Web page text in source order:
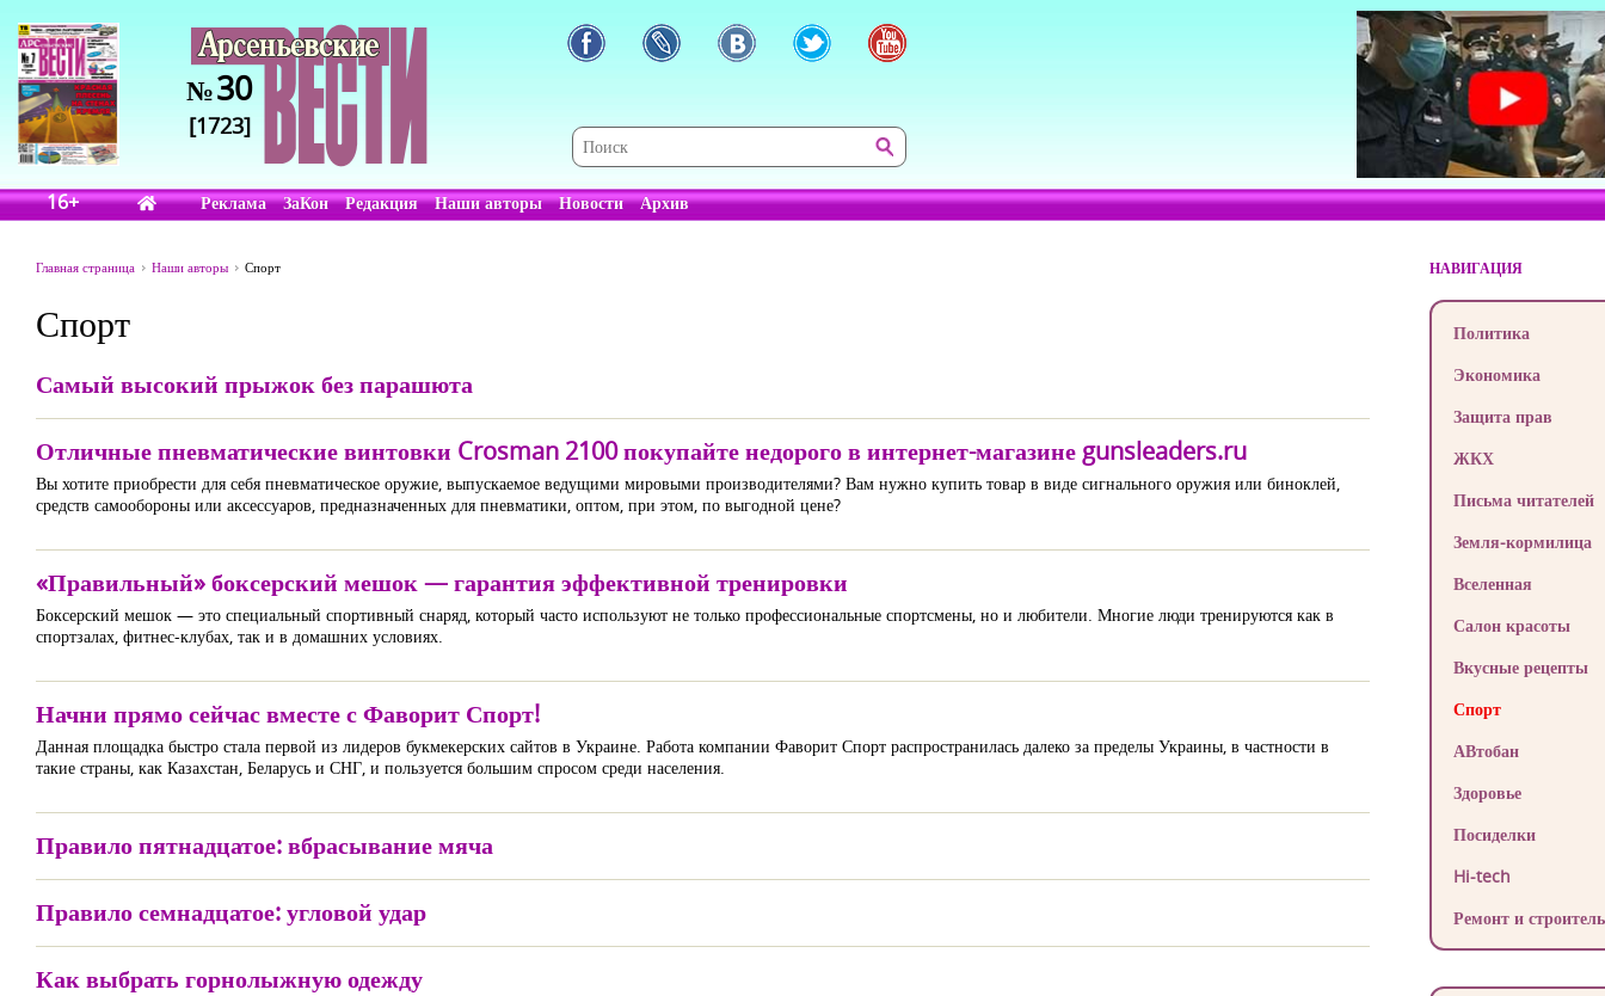
№30
[1723]
16+ Реклама ЗаКон Редакция Наши авторы Новости Архив
Главная страница Наши авторы Спорт
Спорт
Самый высокий прыжок без парашюта
Отличные пневматические винтовки Crosman 2100 покупайте недорого в интернет-магазине gunsleaders.ru
Вы хотите приобрести для себя пневматическое оружие, выпускаемое ведущими мировыми производителями? Вам нужно купить товар в виде сигнального оружия или биноклей,
средств самообороны или аксессуаров, предназначенных для пневматики, оптом, при этом, по выгодной цене?
«Правильный» боксерский мешок — гарантия эффективной тренировки
Боксерский мешок — это специальный спортивный снаряд, который часто используют не только профессиональные спортсмены, но и любители. Многие люди тренируются как в
спортзалах, фитнес-клубах, так и в домашних условиях.
Начни прямо сейчас вместе с Фаворит Спорт!
Данная площадка быстро стала первой из лидеров букмекерских сайтов в Украине. Работа компании Фаворит Спорт распространилась далеко за пределы Украины, в частности в
такие страны, как Казахстан, Беларусь и СНГ, и пользуется большим спросом среди населения.
Правило пятнадцатое: вбрасывание мяча
Правило семнадцатое: угловой удар
Как выбрать горнолыжную одежду
НАВИГАЦИЯ
Политика
Экономика
Защита прав
ЖКХ
Письма читателей
Земля-кормилица
Вселенная
Салон красоты
Вкусные рецепты
Спорт
АВтобан
Здоровье
Посиделки
Hi-tech
Ремонт и